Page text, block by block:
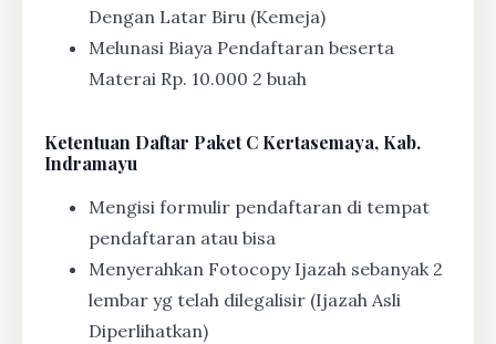
Dengan Latar Biru (Kemeja)
Melunasi Biaya Pendaftaran beserta
Materai Rp. 10.000 2 buah
Ketentuan Daftar Paket C Kertasemaya, Kab.
Indramayu
Mengisi formulir pendaftaran di tempat
pendaftaran atau bisa
Menyerahkan Fotocopy Ijazah sebanyak 2
lembar yg telah dilegalisir (Ijazah Asli
Diperlihatkan)